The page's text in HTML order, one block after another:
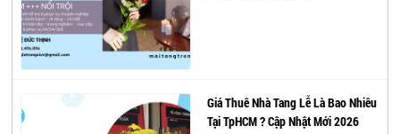
Giá Thuê Nhà Tang Lễ Là Bao Nhiêu
Tại TpHCM ? Cập Nhật Mới 2026